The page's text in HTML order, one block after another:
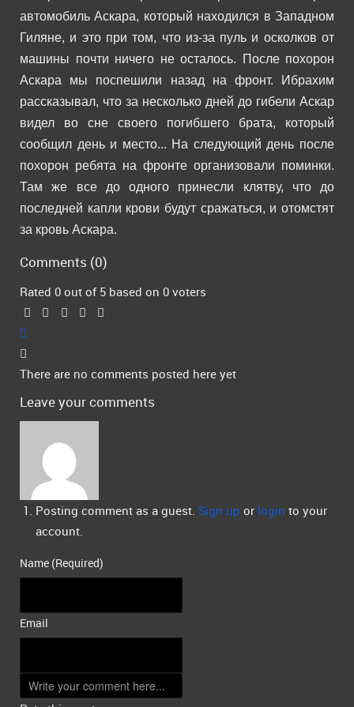
автомобиль Аскара, который находился в Западном
Гиляне, и это при том, что из-за пуль и осколков от
машины почти ничего не осталось. После похорон
Аскара мы поспешили назад на фронт.
Ибрахим
рассказывал, что за несколько дней до гибели Аскар
видел во сне своего погибшего брата, который
сообщил день и место... На следующий день после
похорон ребята на фронте организовали поминки.
Там же все до одного принесли клятву, что до
последней капли крови будут сражаться, и отомстят
за кровь Аскара.
Comments (0)
Rated 0 out of 5 based on 0 voters
There are no comments posted here yet
Leave your comments
Posting comment as a guest. Sign up or login to your
account.
Name (Required)
Email